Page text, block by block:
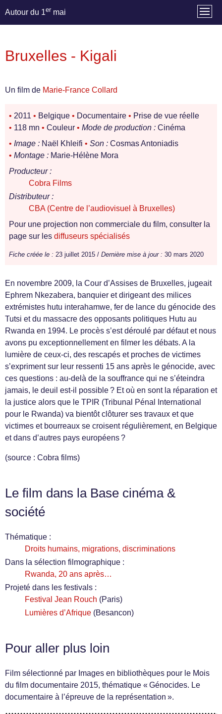
Autour du 1er mai
Bruxelles - Kigali
Un film de Marie-France Collard
• 2011 • Belgique • Documentaire • Prise de vue réelle
• 118 mn • Couleur • Mode de production : Cinéma
• Image : Naël Khleifi • Son : Cosmas Antoniadis
• Montage : Marie-Hélène Mora
Producteur :
Cobra Films
Distributeur :
CBA (Centre de l’audiovisuel à Bruxelles)
Pour une projection non commerciale du film, consulter la
page sur les diffuseurs spécialisés
Fiche créée le : 23 juillet 2015 / Dernière mise à jour : 30 mars 2020
En novembre 2009, la Cour d’Assises de Bruxelles, jugeait
Ephrem Nkezabera, banquier et dirigeant des milices
extrémistes hutu interahamwe, fer de lance du génocide des
Tutsi et du massacre des opposants politiques Hutu au
Rwanda en 1994. Le procès s’est déroulé par défaut et nous
avons pu exceptionnellement en filmer les débats. A la
lumière de ceux-ci, des rescapés et proches de victimes
s’expriment sur leur ressenti 15 ans après le génocide, avec
ces questions : au-delà de la souffrance qui ne s’éteindra
jamais, le deuil est-il possible ? Et où en sont la réparation et
la justice alors que le TPIR (Tribunal Pénal International
pour le Rwanda) va bientôt clôturer ses travaux et que
victimes et bourreaux se croisent régulièrement, en Belgique
et dans d’autres pays européens ?
(source : Cobra films)
Le film dans la Base cinéma &
société
Thématique :
Droits humains, migrations, discriminations
Dans la sélection filmographique :
Rwanda, 20 ans après…
Projeté dans les festivals :
Festival Jean Rouch (Paris)
Lumières d’Afrique (Besancon)
Pour aller plus loin
Film sélectionné par Images en bibliothèques pour le Mois
du film documentaire 2015, thématique « Génocides. Le
documentaire à l’épreuve de la représentation ».